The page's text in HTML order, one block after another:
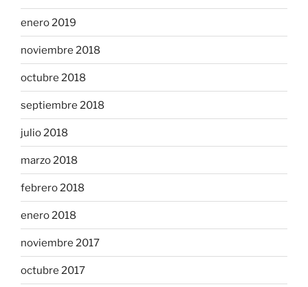
enero 2019
noviembre 2018
octubre 2018
septiembre 2018
julio 2018
marzo 2018
febrero 2018
enero 2018
noviembre 2017
octubre 2017